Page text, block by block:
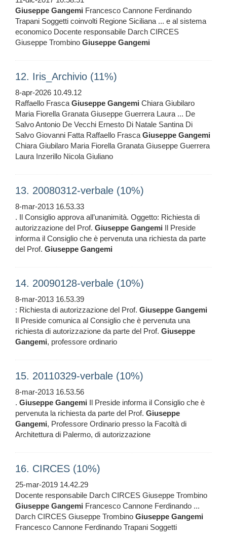
Giuseppe Gangemi Francesco Cannone Ferdinando
Trapani Soggetti coinvolti Regione Siciliana ... e al sistema
economico Docente responsabile Darch CIRCES
Giuseppe Trombino Giuseppe Gangemi
12. Iris_Archivio (11%)
8-apr-2026 10.49.12
Raffaello FrascaGiuseppe Gangemi Chiara Giubilaro
Maria Fiorella Granata Giuseppe Guerrera Laura ... De
Salvo Antonio De Vecchi Ernesto Di Natale Santina Di
Salvo Giovanni Fatta Raffaello FrascaGiuseppe Gangemi
Chiara Giubilaro Maria Fiorella Granata Giuseppe Guerrera
Laura Inzerillo Nicola Giuliano
13. 20080312-verbale (10%)
8-mar-2013 16.53.33
. Il Consiglio approva all’unanimità. Oggetto: Richiesta di
autorizzazione del Prof. Giuseppe Gangemi Il Preside
informa il Consiglio che è pervenuta una richiesta da parte
del Prof. Giuseppe Gangemi
14. 20090128-verbale (10%)
8-mar-2013 16.53.39
: Richiesta di autorizzazione del Prof. Giuseppe Gangemi
Il Preside comunica al Consiglio che è pervenuta una
richiesta di autorizzazione da parte del Prof. Giuseppe
Gangemi, professore ordinario
15. 20110329-verbale (10%)
8-mar-2013 16.53.56
. Giuseppe Gangemi Il Preside informa il Consiglio che è
pervenuta la richiesta da parte del Prof. Giuseppe
Gangemi, Professore Ordinario presso la Facoltà di
Architettura di Palermo, di autorizzazione
16. CIRCES (10%)
25-mar-2019 14.42.29
Docente responsabile Darch CIRCES Giuseppe Trombino
Giuseppe Gangemi Francesco Cannone Ferdinando ...
Darch CIRCES Giuseppe Trombino Giuseppe Gangemi
Francesco Cannone Ferdinando Trapani Soggetti